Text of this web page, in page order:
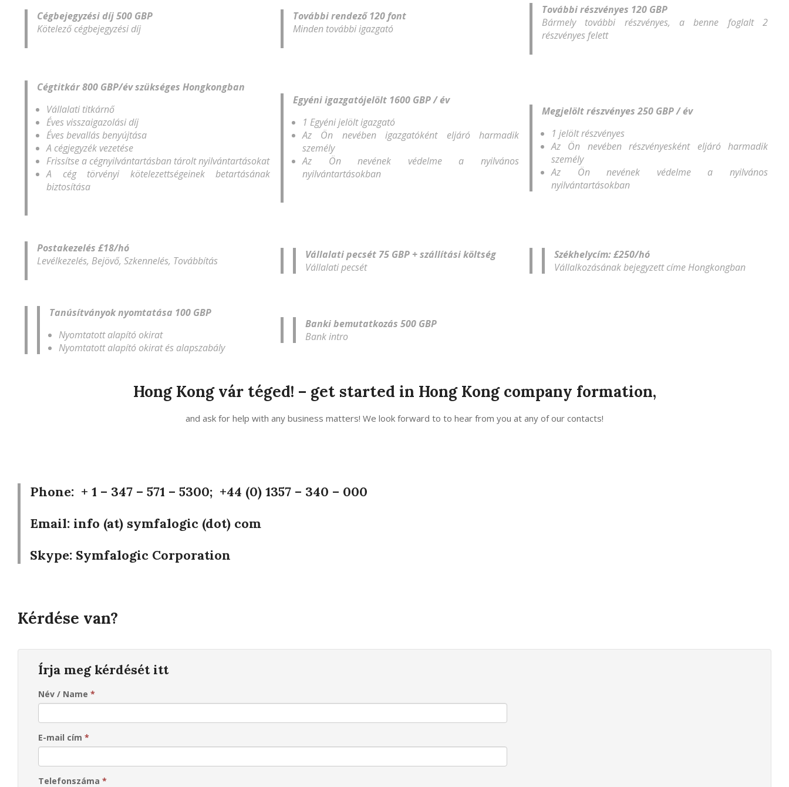
Cégbejegyzési díj 500 GBP
Kötelező cégbejegyzési díj
További rendező 120 font
Minden további igazgató
További részvényes 120 GBP
Bármely további részvényes, a benne foglalt 2
részvényes felett
Cégtitkár 800 GBP/év szükséges Hongkongban
Vállalati titkárnő
Éves visszaigazolási díj
Éves bevallás benyújtása
A cégjegyzék vezetése
Frissítse a cégnyilvántartásban tárolt nyilvántartásokat
A cég törvényi kötelezettségeinek betartásának
biztosítása
Egyéni igazgatójelölt 1600 GBP / év
1 Egyéni jelölt igazgató
Az Ön nevében igazgatóként eljáró harmadik
személy
Az Ön nevének védelme a nyilvános
nyilvántartásokban
Megjelölt részvényes 250 GBP / év
1 jelölt részvényes
Az Ön nevében részvényesként eljáró harmadik
személy
Az Ön nevének védelme a nyilvános
nyilvántartásokban
Postakezelés £18/hó
Levélkezelés, Bejövő, Szkennelés, Továbbítás
Vállalati pecsét 75 GBP + szállítási költség
Vállalati pecsét
Székhelycím: £250/hó
Vállalkozásának bejegyzett címe Hongkongban
Tanúsítványok nyomtatása 100 GBP
Nyomtatott alapító okirat
Nyomtatott alapító okirat és alapszabály
Banki bemutatkozás 500 GBP
Bank intro
Hong Kong vár téged! – get started in Hong Kong company formation,
and ask for help with any business matters! We look forward to to hear from you at any of our contacts!
Phone: + 1 – 347 – 571 – 5300; +44 (0) 1357 – 340 – 000
Email: info (at) symfalogic (dot) com
Skype: Symfalogic Corporation
Kérdése van?
Írja meg kérdését itt
Név / Name *
E-mail cím *
Telefonszáma *